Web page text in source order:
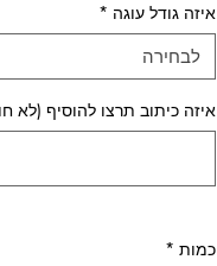
איזה גודל עוגה *
לבחירה
איזה כיתוב תרצו להוסיף (לא
כמות *